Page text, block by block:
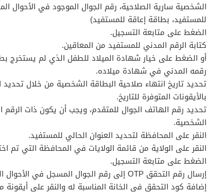
الشخصية سارية الصلاحية، رقم الجوال الموجود في الأحوال
للمستفيد، بطاقة إعاقة للمستفيد)
الضغط على متابعة التسجيل.
كتابة الرقم المدني للمستفيد من المعاقين.
أو الضغط على خيار شهادة الميلاد للطفل الذي لم يستخرج
رقمه المدني في شهادة ميلاده.
تحديد تاريخ انتهاء صلاحية البطاقة الشخصية من خلال تحديد
بالأيقونات المتوفرة للتاريخ.
تحديد رقم الهاتف الجوال للمتقدم، ويجب أن يكون ذات الرقم
الشخصية.
النقر على المحافظة لتحديد العنوان الحالي للمستفيد.
النقر على الولاية من قائمة الولايات في المحافظة التي تم
الضغط على متابعة التسجيل.
إرسال رقم التحقق OTP إلى رقم الجوال المسجل في الأحوال المدنية.
إضافة كود التحقق في الخانة المناسبة له والنقر على أيقونة